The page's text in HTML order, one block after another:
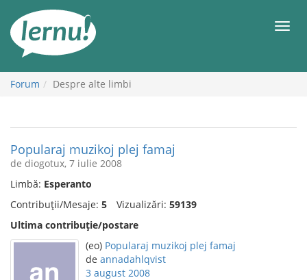
conținut
Forum Despre alte limbi
Popularaj muzikoj plej famaj
de diogotux, 7 iulie 2008
Limbă: Esperanto
Contribuții/Mesaje: 5 Vizualizări: 59139
Ultima contribuție/postare
(eo) Popularaj muzikoj plej famaj
de annadahlqvist
3 august 2008